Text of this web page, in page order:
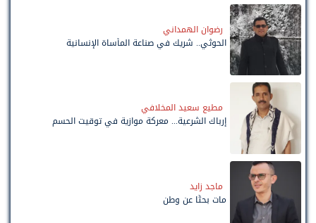
رضوان الهمداني
الحوثي.. شريك في صناعة المأساة الإنسانية
مطيع سعيد المخلافي
إرباك الشرعية... معركة موازية في توقيت الحسم
ماجد زايد
مات بحثًا عن وطن